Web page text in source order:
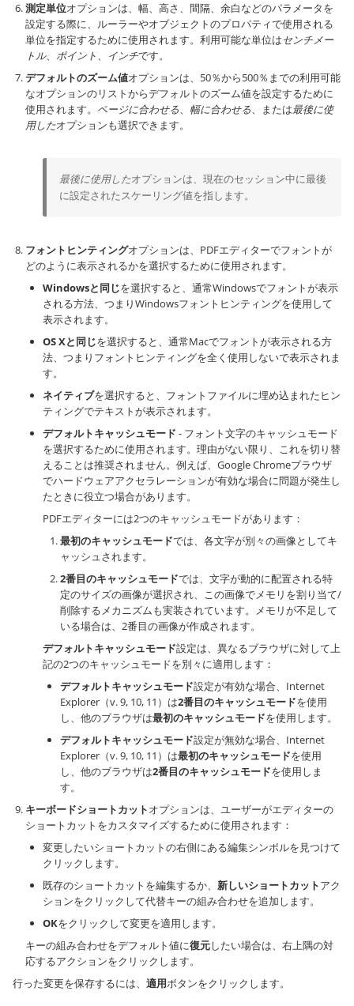
測定単位オプションは、幅、高さ、間隔、余白などのパラメータを
設定する際に、ルーラーやオブジェクトのプロパティで使用される
単位を指定するために使用されます。利用可能な単位はセンチメー
トル、 ポイント、 インチです。
デフォルトのズーム値オプションは、50％から500％までの利用可能
なオプションのリストからデフォルトのズーム値を設定するために
使用されます。 ページに合わせる、 幅に合わせる、または最後に使
用したオプションも選択できます。
最後に使用したオプションは、現在のセッション中に最後
に設定されたスケーリング値を指します。
フォントヒンティングオプションは、PDFエディターでフォントが
どのように表示されるかを選択するために使用されます。
Windowsと同じを選択すると、通常Windowsでフォントが表示
される方法、つまりWindowsフォントヒンティングを使用して
表示されます。
OS Xと同じを選択すると、通常Macでフォントが表示される方
法、つまりフォントヒンティングを全く使用しないで表示されま
す。
ネイティブを選択すると、フォントファイルに埋め込まれたヒン
ティングでテキストが表示されます。
デフォルトキャッシュモード - フォント文字のキャッシュモード
を選択するために使用されます。理由がない限り、これを切り替
えることは推奨されません。例えば、Google Chromeブラウザ
でハードウェアアクセラレーションが有効な場合に問題が発生し
たときに役立つ場合があります。
PDFエディターには2つのキャッシュモードがあります：
最初のキャッシュモードでは、各文字が別々の画像としてキ
ャッシュされます。
2番目のキャッシュモードでは、文字が動的に配置される特
定のサイズの画像が選択され、この画像でメモリを割り当て/
削除するメカニズムも実装されています。メモリが不足して
いる場合は、2番目の画像が作成されます。
デフォルトキャッシュモード設定は、異なるブラウザに対して上
記の2つのキャッシュモードを別々に適用します：
デフォルトキャッシュモード設定が有効な場合、Internet
Explorer（v. 9, 10, 11）は2番目のキャッシュモードを使用
し、他のブラウザは最初のキャッシュモードを使用します。
デフォルトキャッシュモード設定が無効な場合、Internet
Explorer（v. 9, 10, 11）は最初のキャッシュモードを使用
し、他のブラウザは2番目のキャッシュモードを使用しま
す。
キーボードショートカットオプションは、ユーザーがエディターの
ショートカットをカスタマイズするために使用されます：
変更したいショートカットの右側にある編集シンボルを見つけて
クリックします。
既存のショートカットを編集するか、 新しいショートカットアク
ションをクリックして代替キーの組み合わせを追加します。
OKをクリックして変更を適用します。
キーの組み合わせをデフォルト値に復元したい場合は、右上隅の対
応するアクションをクリックします。
行った変更を保存するには、 適用ボタンをクリックします。